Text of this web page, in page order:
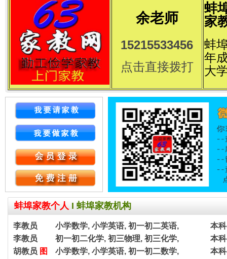
余老师
15215533456
点击直接拨打
蚌
家
蚌
年
大
蚌埠家教个人 I 蚌埠家教机构
李教员 小学数学, 小学英语, 初一初二英语,
本
李教员
初一初二化学, 初三物理, 初三化学,
本
胡教员 图 小学数学, 小学英语, 初一初二数学,
本